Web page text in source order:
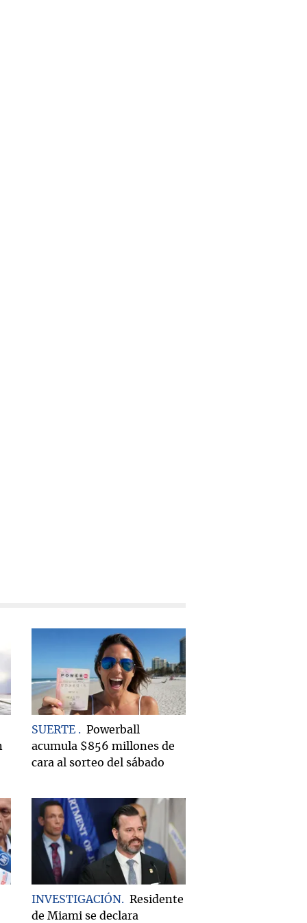
SUERTE
Powerball
acumula $856 millones de
cara al sorteo del sábado
INVESTIGACIÓN
Residente
de Miami se declara